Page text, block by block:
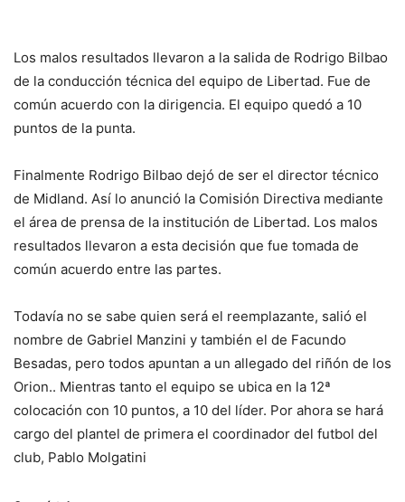
Los malos resultados llevaron a la salida de Rodrigo Bilbao
de la conducción técnica del equipo de Libertad. Fue de
común acuerdo con la dirigencia. El equipo quedó a 10
puntos de la punta.
Finalmente Rodrigo Bilbao dejó de ser el director técnico
de Midland. Así lo anunció la Comisión Directiva mediante
el área de prensa de la institución de Libertad. Los malos
resultados llevaron a esta decisión que fue tomada de
común acuerdo entre las partes.
Todavía no se sabe quien será el reemplazante, salió el
nombre de Gabriel Manzini y también el de Facundo
Besadas, pero todos apuntan a un allegado del riñón de los
Orion.. Mientras tanto el equipo se ubica en la 12ª
colocación con 10 puntos, a 10 del líder. Por ahora se hará
cargo del plantel de primera el coordinador del futbol del
club, Pablo Molgatini